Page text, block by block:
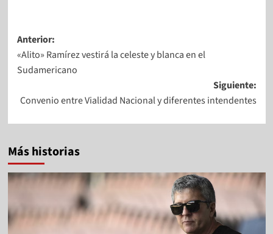
Anterior:
«Alito» Ramírez vestirá la celeste y blanca en el
Sudamericano
Siguiente:
Convenio entre Vialidad Nacional y diferentes intendentes
Más historias